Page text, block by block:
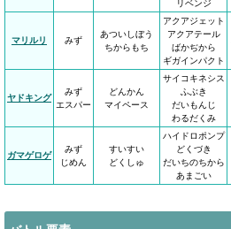
リベンジ
マリルリ みず
あついしぼう
ちからもち
アクアジェット
アクアテール
ばかぢから
ギガインパクト
ヤドキング
みず
エスパー
どんかん
マイペース
サイコキネシス
ふぶき
だいもんじ
わるだくみ
ガマゲロゲ
みず
じめん
すいすい
どくしゅ
ハイドロポンプ
どくづき
だいちのちから
あまごい